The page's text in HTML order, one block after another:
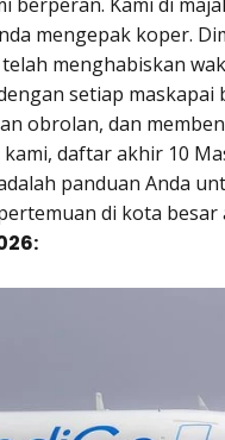
mengepak koper.
menghabiskan
setiap maskapai
obrolan, dan
daftar akhir 10
panduan Anda
di kota